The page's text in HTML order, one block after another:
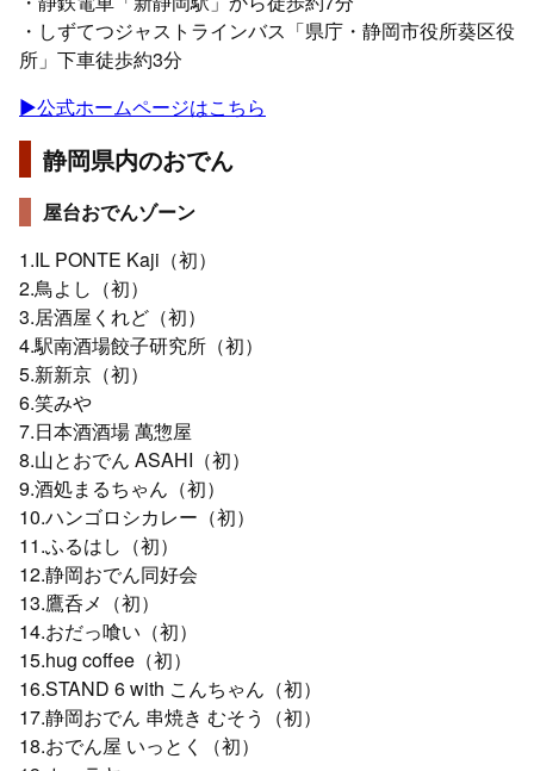
・しずてつジャストラインバス「県庁・静岡市役所葵区役
所」下車徒歩約3分
▶公式ホームページはこちら
静岡県内のおでん
屋台おでんゾーン
1.IL PONTE Kaji（初）
2.鳥よし（初）
3.居酒屋くれど（初）
4.駅南酒場餃子研究所（初）
5.新新京（初）
6.笑みや
7.日本酒酒場 萬惣屋
8.山とおでん ASAHI（初）
9.酒処まるちゃん（初）
10.ハンゴロシカレー（初）
11.ふるはし（初）
12.静岡おでん同好会
13.鷹呑メ（初）
14.おだっ喰い（初）
15.hug coffee（初）
16.STAND 6 with こんちゃん（初）
17.静岡おでん 串焼き むそう（初）
18.おでん屋 いっとく（初）